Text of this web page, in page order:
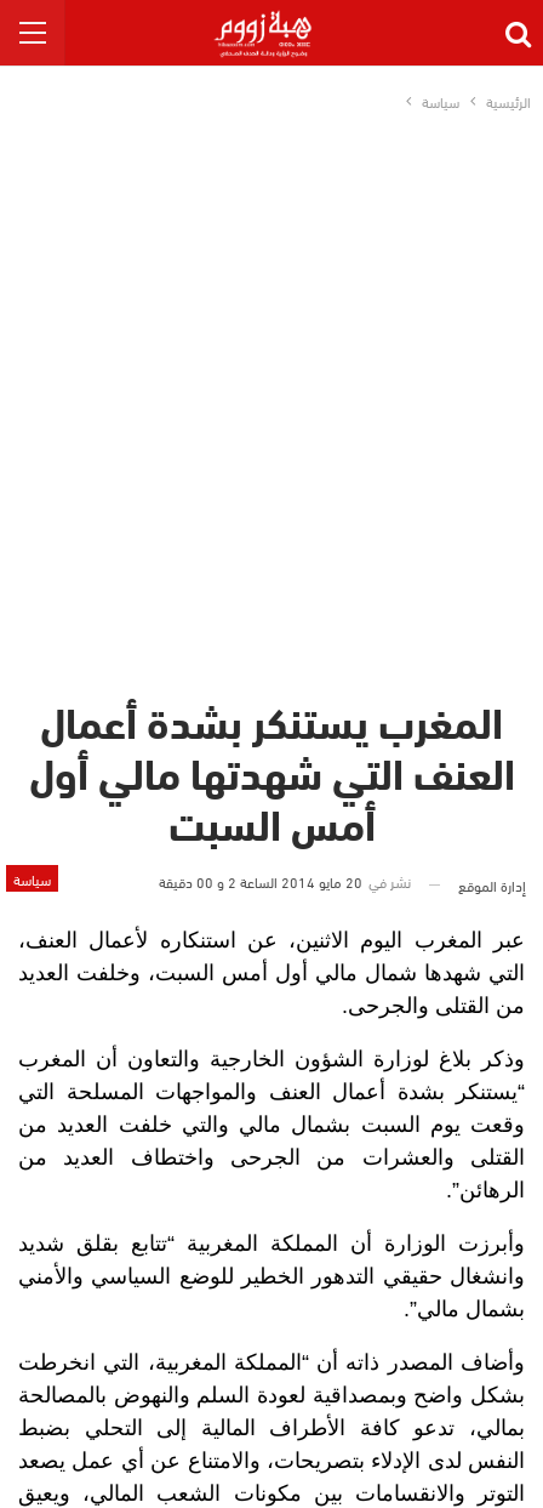
الرئيسية سياسة
المغرب يستنكر بشدة أعمال
العنف التي شهدتها مالي أول
أمس السبت
سياسة إدارة الموقع نشر في 20 مايو 2014 الساعة 2 و 00 دقيقة
عبر المغرب اليوم الاثنين، عن استنكاره لأعمال العنف،
التي شهدها شمال مالي أول أمس السبت، وخلفت العديد
من القتلى والجرحى.
وذكر بلاغ لوزارة الشؤون الخارجية والتعاون أن المغرب
“يستنكر بشدة أعمال العنف والمواجهات المسلحة التي
وقعت يوم السبت بشمال مالي والتي خلفت العديد من
القتلى والعشرات من الجرحى واختطاف العديد من
الرهائن”.
وأبرزت الوزارة أن المملكة المغربية “تتابع بقلق شديد
وانشغال حقيقي التدهور الخطير للوضع السياسي والأمني
بشمال مالي”.
وأضاف المصدر ذاته أن “المملكة المغربية، التي انخرطت
بشكل واضح وبمصداقية لعودة السلم والنهوض بالمصالحة
بمالي، تدعو كافة الأطراف المالية إلى التحلي بضبط
النفس لدى الإدلاء بتصريحات، والامتناع عن أي عمل يصعد
التوتر والانقسامات بين مكونات الشعب المالي، ويعيق